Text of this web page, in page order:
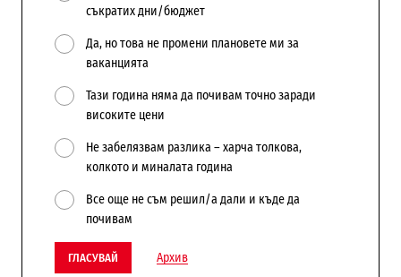
съкратих дни/бюджет
Да, но това не промени плановете ми за
ваканцията
Тази година няма да почивам точно заради
високите цени
Не забелязвам разлика – харча толкова,
колкото и миналата година
Все още не съм решил/а дали и къде да
почивам
ГЛАСУВАЙ Архив